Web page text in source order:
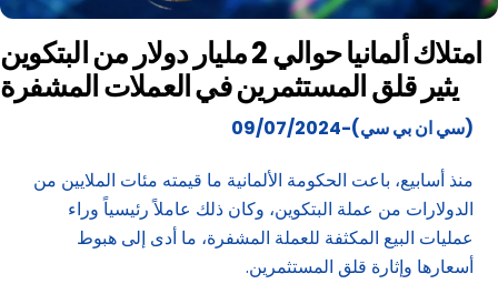
امتلاك ألمانيا حوالي 2 مليار دولار من البتكوين
يثير قلق المستثمرين في العملات المشفرة
(سي ان بي سي)-09/07/2024
منذ أسابيع، باعت الحكومة الألمانية ما قيمته مئات الملايين من
الدولارات من عملة البتكوين، وكان ذلك عاملاً رئيسياً وراء
عمليات البيع المكثفة للعملة المشفرة، ما أدى إلى هبوط
أسعارها وإثارة قلق المستثمرين.